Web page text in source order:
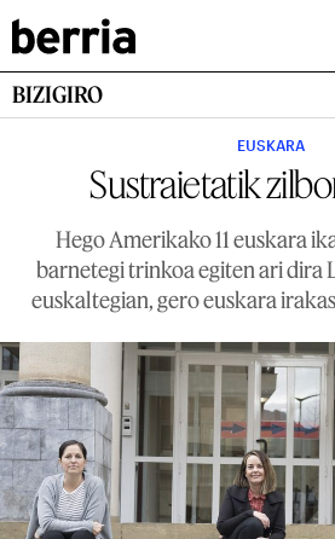
BIZIGIRO
EUSKARA
Sustraietatik
Hego Amerikako 11 euskara
barnetegi trinkoa egiten ari dira
euskaltegian, gero euskara